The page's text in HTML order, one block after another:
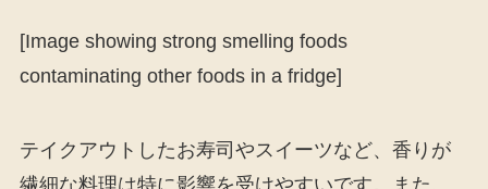
[Image showing strong smelling foods
contaminating other foods in a fridge]
テイクアウトしたお寿司やスイーツなど、香りが